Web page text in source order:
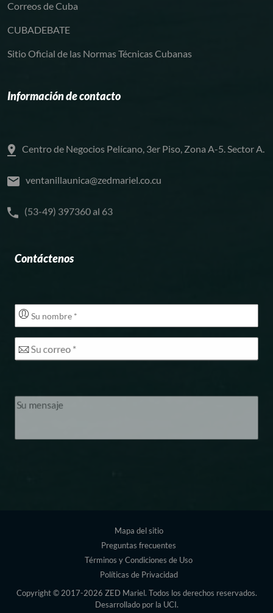
Correos de Cuba
CUBADEBATE
Sitio Oficial de las Normas Técnicas Cubanas
Información de contacto
Centro de Negocios Pelícano, 3er Piso, Zona A-5. Sector A.
ventanillaunica@zedmariel.co.cu
(53-49) 397360 al 63
Contáctenos
Mapa del sitio
Preguntas frecuentes
Términos y Condiciones de Uso
Políticas de Privacidad
Copyright © 2017-2026 ZED Mariel. Todos los derechos reservados.
Desarrollado por la UCI.